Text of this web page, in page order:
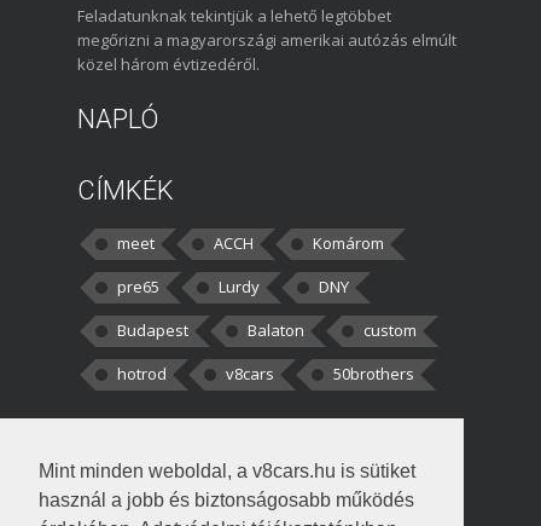
Mint minden weboldal, a v8cars.hu is sütiket
használ a jobb és biztonságosabb működés
Feladatunknak tekintjük a lehető legtöbbet
megőrizni a magyarországi amerikai autózás elmúlt
közel három évtizedéről.
NAPLÓ
CÍMKÉK
meet ACCH
Komárom
pre65
Lurdy
DNY
Budapest
Balaton
custom
hotrod
v8cars 50brothers
kortisz:Elszúrtam! Én csak két
darabbaal számoltam. Nem tudtam, hogy fél autót,